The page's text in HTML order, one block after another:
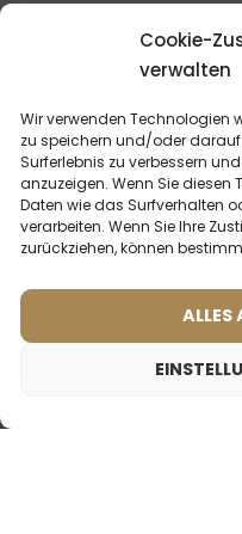
Cookie-
verwalten
Wir verwenden Technologien
zu speichern und/oder
Surferlebnis zu verbessern
anzuzeigen. Wenn Sie
Daten wie das Surfverhalten
verarbeiten. Wenn Sie Ihre
zurückziehen, können
ALLES
DU KÖNNTEST